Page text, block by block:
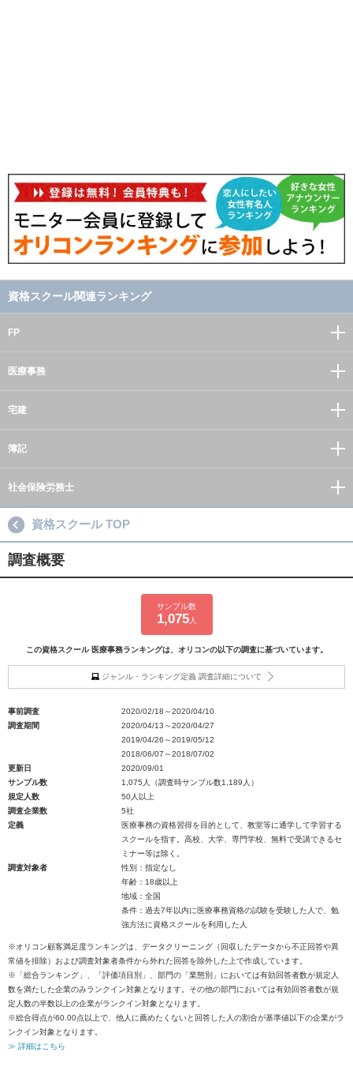
資格スクール関連ランキング
FP
医療事務
宅建
簿記
社会保険労務士
資格スクール TOP
調査概要
サンプル数
1,075人
この資格スクール 医療事務ランキングは、オリコンの以下の調査に基づいています。
ジャンル・ランキング定義 調査詳細について
事前調査
2020/02/18～2020/04/10
調査期間
2020/04/13～2020/04/27
2019/04/26～2019/05/12
2018/06/07～2018/07/02
更新日
2020/09/01
サンプル数
1,075人（調査時サンプル数1,189人）
規定人数
50人以上
調査企業数
5社
定義
医療事務の資格習得を目的として、教室等に通学して学習する
スクールを指す。高校、大学、専門学校、無料で受講できるセ
ミナー等は除く。
調査対象者
性別：指定なし
年齢：18歳以上
地域：全国
条件：過去7年以内に医療事務資格の試験を受験した人で、勉
強方法に資格スクールを利用した人
※オリコン顧客満足度ランキングは、データクリーニング（回収したデータから不正回答や異
常値を排除）および調査対象者条件から外れた回答を除外した上で作成しています。
※「総合ランキング」、「評価項目別」、部門の「業態別」においては有効回答者数が規定人
数を満たした企業のみランクイン対象となります。その他の部門においては有効回答者数が規
定人数の半数以上の企業がランクイン対象となります。
※総合得点が60.00点以上で、他人に薦めたくないと回答した人の割合が基準値以下の企業がラ
ンクイン対象となります。
≫ 詳細はこちら